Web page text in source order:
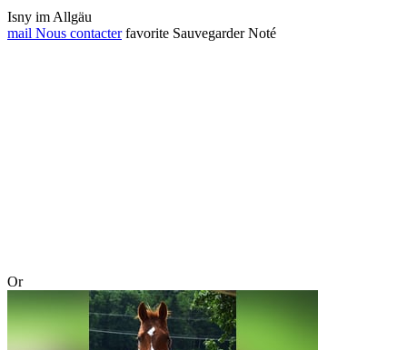
Isny im Allgäu
mail Nous contacter favorite Sauvegarder Noté
Or